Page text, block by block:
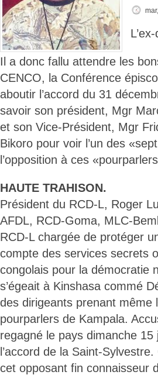
Il a donc fallu attendre les
CENCO, la Conférence
aboutir l’accord du 31
savoir son président, Mgr
et son Vice-Président, Mgr
Bikoro pour voir l’un des
l’opposition à ces
HAUTE TRAHISON.
Président du RCD-L, Roger
AFDL, RCD-Goma, MLC-
RCD-L chargée de protéger
compte des services secrets
congolais pour la démocratie
s’égeait à Kinshasa commé
des dirigeants prenant même
pourparlers de Kampala.
regagné le pays dimanche
l’accord de la Saint-
cet opposant fin connaisseur